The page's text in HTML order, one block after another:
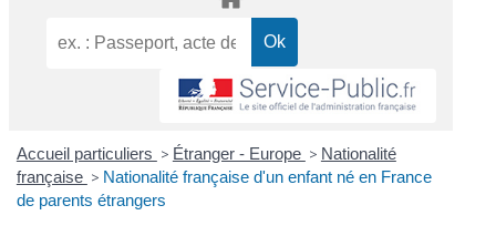
Accueil particuliers > Étranger - Europe > Nationalité
française > Nationalité française d'un enfant né en France
de parents étrangers